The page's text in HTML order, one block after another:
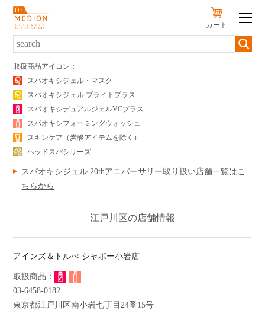
カート
新規会員登録
SERIES
PRODUCTS
SKIN TYPE
初めての方へ
よくあるご質問
ショッピングガイド
取扱商品アイコン：
スパオキシジェル・マスク
スパオキシジェル ブライトプラス
スパオキシデュアルジェルVCプラス
スパオキシフォーミングウォッシュ
スキンケア（炭酸アイテムを除く）
ヘッドスパシリーズ
スパオキシジェル 20thアニバーサリー取り扱い店舗一覧はこ
ちらから
江戸川区の店舗情報
アインズ＆トルぺ シャポー小岩店
03-6458-0182
東京都江戸川区南小岩七丁目24番15号